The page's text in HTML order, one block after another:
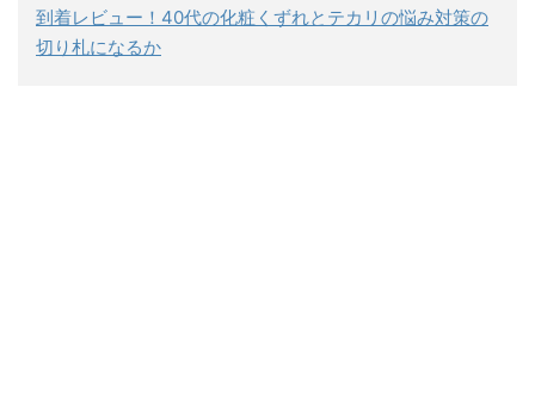
到着レビュー！40代の化粧くずれとテカリの悩み対策の
切り札になるか